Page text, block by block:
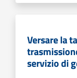
Versare la
servizio di